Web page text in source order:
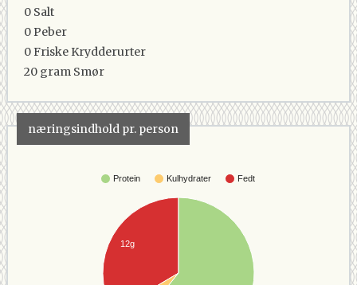
0 Salt
0Peber
0Friske Krydderurter
20 gram Smør
næringsindhold pr. person
Protein Kulhydrater Fedt
12g